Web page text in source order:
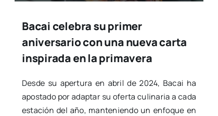
Bacai celebra su primer
aniversario con una nueva carta
inspirada en la primavera
Des­de su aper­tu­ra en abril de 2024, Bacai ha
apos­ta­do por adap­tar su ofer­ta culi­na­ria a cada
esta­ción del año, man­te­nien­do un enfo­que en